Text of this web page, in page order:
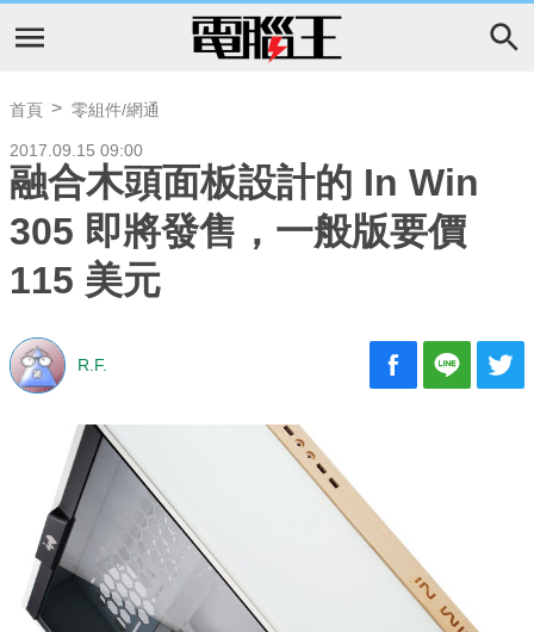
首頁 零組件/網通
2017.09.15 09:00
融合木頭面板設計的 In Win
305 即將發售，一般版要價
115 美元
R.F.